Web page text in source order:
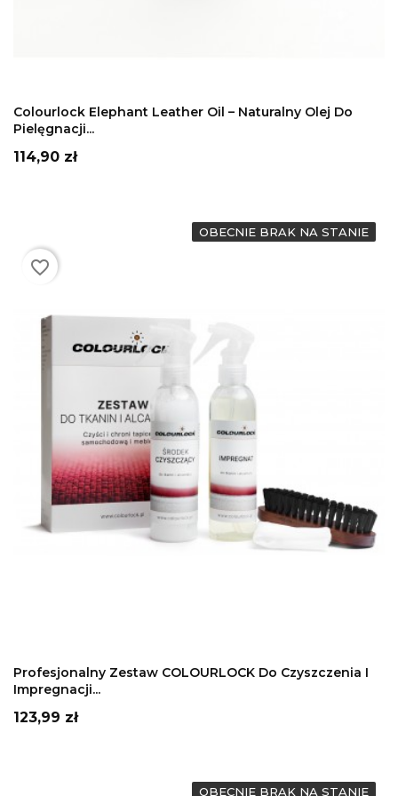
Colourlock Elephant Leather Oil – Naturalny Olej Do
Pielęgnacji...
Cena
114,90 zł
OBECNIE BRAK NA STANIE
Profesjonalny Zestaw COLOURLOCK Do Czyszczenia I
Impregnacji...
Cena
123,99 zł
favorite_border
OBECNIE BRAK NA STANIE